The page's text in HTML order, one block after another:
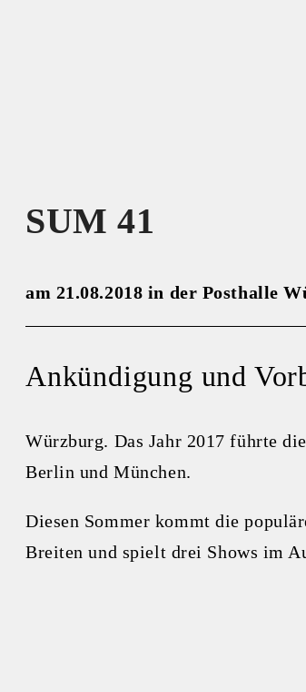
SUM 41
am 21.08.2018 in der Posthalle
Ankündigung und
Würzburg. Das Jahr 2017 führte
Berlin und München.
Diesen Sommer kommt die
Breiten und spielt drei Shows im